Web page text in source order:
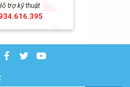
trợ kỹ thuật